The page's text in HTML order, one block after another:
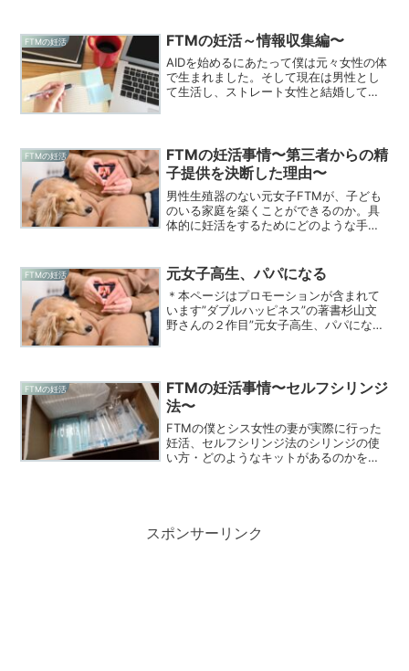
ご家族の奮闘が記された書籍を今回ご紹
介いたします。
FTMの妊活 FTMの妊活～情報収集編〜
AIDを始めるにあたって僕は元々女性の体
で生まれました。そして現在は男性とし
て生活し、ストレート女性と結婚してい
た話はまた別記事で...
FTMの妊活
FTMの妊活事情〜第三者からの精
子提供を決断した理由〜
男性生殖器のない元女子FTMが、子ども
のいる家庭を築くことができるのか。具
体的に妊活をするためにどのような手段
FTMの妊活 元女子高生、パパになる
＊本ページはプロモーションが含まれて
います”ダブルハッピネス”の著書杉山文
野さんの２作目”元女子高生、パパにな
た作品かと勝手に思っ...
FTMの妊活
FTMの妊活事情〜セルフシリンジ
法〜
FTMの僕とシス女性の妻が実際に行った
妊活、セルフシリンジ法のシリンジの使
い方・どのようなキットがあるのかを紹
スポンサーリンク